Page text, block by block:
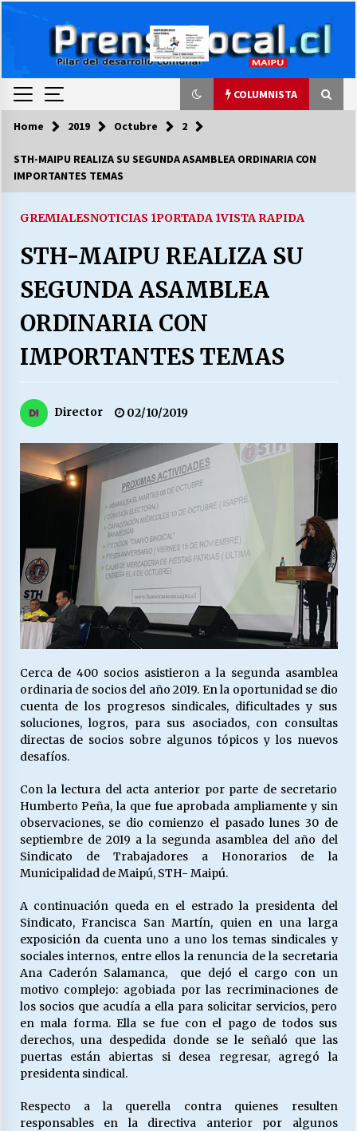
COLUMNISTA
COLUMNISTA
03/08/2026
LA DC POR SIEMPRE.RECORDANDO 69 AÑOS DE
28/07/2026
“ORGULLOSOS DE SER DC” SALUDA EL
27/07/2026
LABORAL:
Escuela hospitalaria El Carmen de Maipu.
25/06/2026
¿Qué habrían dicho?
23/06/2026
VOLVER A SER ALTERNATIVA
16/06/2026
MUNICIPALIDADES, HONORARIOS, DESPIDOS
28/05/2026
16/05/2026
S.O.S. a los ricos, Save Our Souls (Salvar
Nuestras Almas)
30/04/2026
¿Asesores con doble sueldo?
18/04/2026
Chile y sus segmentos de la riqueza
06/04/2026
Home 2019 Octubre 2
STH-MAIPU REALIZA SU SEGUNDA ASAMBLEA ORDINARIA CON
IMPORTANTES TEMAS
GREMIALESNOTICIAS 1PORTADA 1VISTA RAPIDA
STH-MAIPU REALIZA SU
SEGUNDA ASAMBLEA
ORDINARIA CON
IMPORTANTES TEMAS
Director 02/10/2019
Cerca de 400 socios asistieron a la segunda asamblea
ordinaria de socios del año 2019. En la oportunidad se dio
cuenta de los progresos sindicales, dificultades y sus
soluciones, logros, para sus asociados, con consultas
directas de socios sobre algunos tópicos y los nuevos
desafíos.
Con la lectura del acta anterior por parte de secretario
Humberto Peña, la que fue aprobada ampliamente y sin
observaciones, se dio comienzo el pasado lunes 30 de
septiembre de 2019 a la segunda asamblea del año del
Sindicato de Trabajadores a Honorarios de la
Municipalidad de Maipú, STH- Maipú.
A continuación queda en el estrado la presidenta del
Sindicato, Francisca San Martín, quien en una larga
exposición da cuenta uno a uno los temas sindicales y
sociales internos, entre ellos la renuncia de la secretaria
Ana Caderón Salamanca, que dejó el cargo con un
motivo complejo: agobiada por las recriminaciones de
los socios que acudía a ella para solicitar servicios, pero
en mala forma. Ella se fue con el pago de todos sus
derechos, una despedida donde se le señaló que las
puertas están abiertas si desea regresar, agregó la
presidenta sindical.
Respecto a la querella contra quienes resulten
responsables en la directiva anterior por algunos